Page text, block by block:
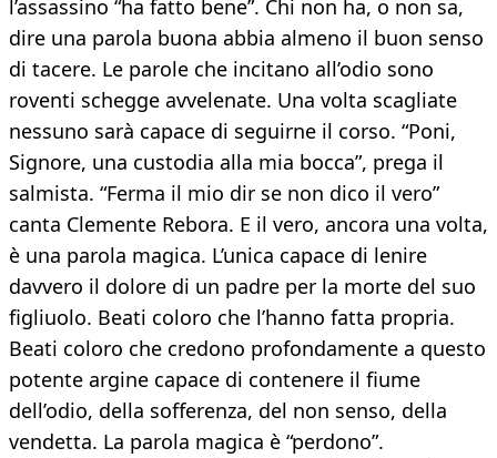
l’assassino “ha fatto bene”. Chi non ha, o non sa,
dire una parola buona abbia almeno il buon senso
di tacere. Le parole che incitano all’odio sono
roventi schegge avvelenate. Una volta scagliate
nessuno sarà capace di seguirne il corso. “Poni,
Signore, una custodia alla mia bocca”, prega il
salmista. “Ferma il mio dir se non dico il vero”
canta Clemente Rebora. E il vero, ancora una volta,
è una parola magica. L’unica capace di lenire
davvero il dolore di un padre per la morte del suo
figliuolo. Beati coloro che l’hanno fatta propria.
Beati coloro che credono profondamente a questo
potente argine capace di contenere il fiume
dell’odio, della sofferenza, del non senso, della
vendetta. La parola magica è “perdono”.